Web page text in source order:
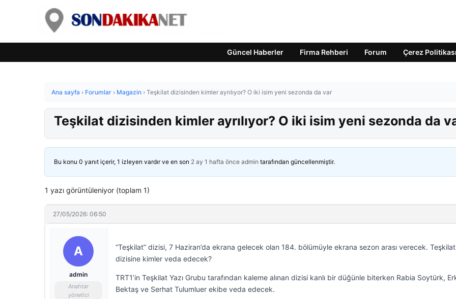
Güncel Haberler Firma Rehberi Forum Çerez Politikası
Ana sayfa › Forumlar › Magazin › Teşkilat dizisinden kimler ayrılıyor? O iki isim yeni sezonda da var
Teşkilat dizisinden kimler ayrılıyor? O iki isim yeni sezonda da
Bu konu 0 yanıt içerir, 1 izleyen vardır ve en son 2 ay 1 hafta önce admin tarafından güncellenmiştir.
1 yazı görüntüleniyor (toplam 1)
27/05/2026: 06:50
A
admin
Anahtar
yönetici
“Teşkilat” dizisi, 7 Haziran’da ekrana gelecek olan 184. bölümüyle ekrana sezon arası verecek. Teşkilat
dizisine kimler veda edecek?
TRT1’in Teşkilat Yazı Grubu tarafından kaleme alınan dizisi kanlı bir düğünle biterken Rabia Soytürk,
Bektaş ve Serhat Tulumluer ekibe veda edecek.